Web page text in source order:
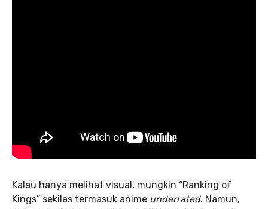
Kalau hanya melihat visual, mungkin “Ranking of
Kings” sekilas termasuk anime underrated. Namun,